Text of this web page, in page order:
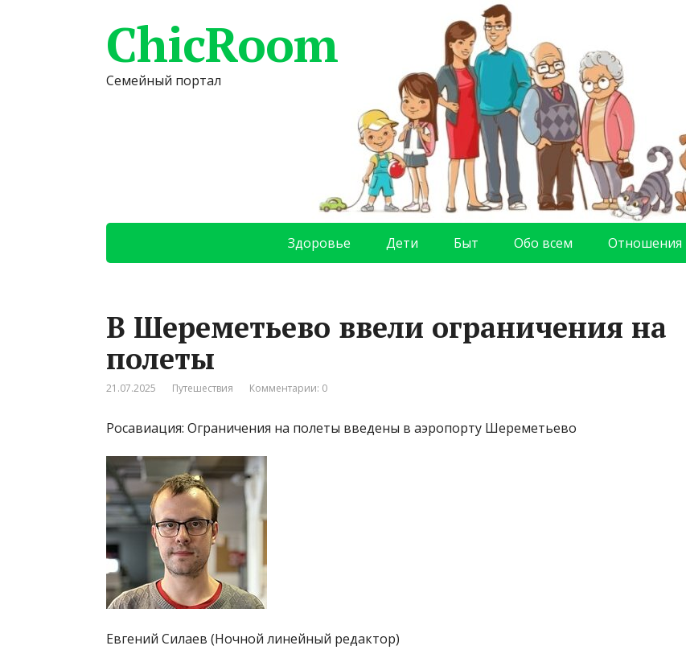
ChicRoom
Семейный портал
Здоровье Дети Быт Обо всем Отношения
В Шереметьево ввели ограничения на
полеты
21.07.2025 Путешествия Комментарии: 0
Росавиация: Ограничения на полеты введены в аэропорту Шереметьево
Евгений Силаев (Ночной линейный редактор)